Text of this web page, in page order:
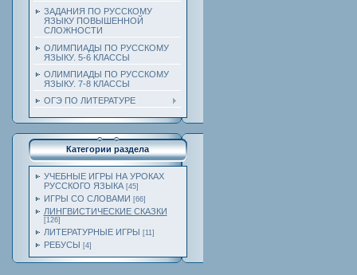
ЗАДАНИЯ ПО РУССКОМУ
ЯЗЫКУ ПОВЫШЕННОЙ
СЛОЖНОСТИ
ОЛИМПИАДЫ ПО РУССКОМУ
ЯЗЫКУ. 5-6 КЛАССЫ
ОЛИМПИАДЫ ПО РУССКОМУ
ЯЗЫКУ. 7-8 КЛАССЫ
ОГЭ ПО ЛИТЕРАТУРЕ
Категории раздела
УЧЕБНЫЕ ИГРЫ НА УРОКАХ
РУССКОГО ЯЗЫКА [45]
ИГРЫ СО СЛОВАМИ [66]
ЛИНГВИСТИЧЕСКИЕ СКАЗКИ
[126]
ЛИТЕРАТУРНЫЕ ИГРЫ [11]
РЕБУСЫ [4]